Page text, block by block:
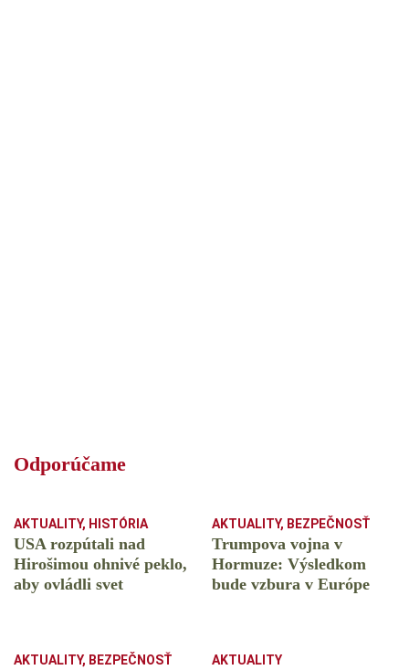
Odporúčame
AKTUALITY, HISTÓRIA
USA rozpútali nad
Hirošimou ohnivé peklo,
aby ovládli svet
AKTUALITY, BEZPEČNOSŤ
Trumpova vojna v
Hormuze: Výsledkom
bude vzbura v Európe
AKTUALITY, BEZPEČNOSŤ AKTUALITY